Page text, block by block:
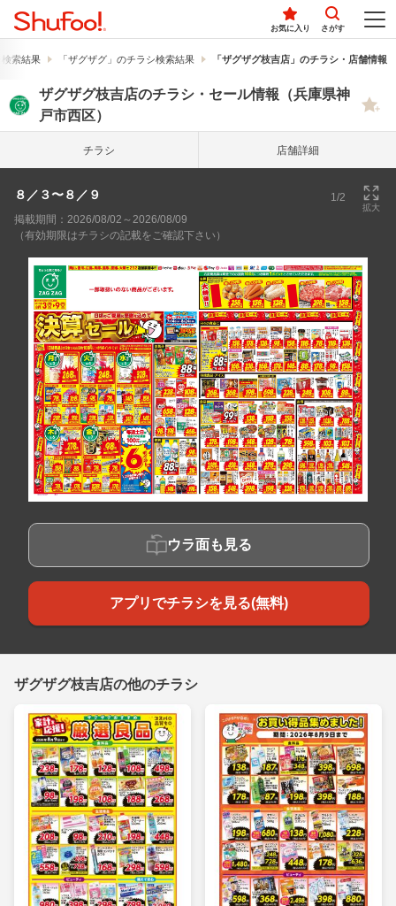
お気に入り さがす
索結果 「ザグザグ」のチラシ検索結果 「ザグザグ枝吉店」のチラシ・店舗情報
ザグザグ枝吉店のチラシ・セール情報（兵庫県神
戸市西区）
チラシ 店舗詳細
８／３〜８／９ 1/2
拡大
掲載期間：2026/08/02～2026/08/09
（有効期限はチラシの記載をご確認下さい）
ウラ面も見る
アプリでチラシを見る(無料)
ザグザグ枝吉店の他のチラシ